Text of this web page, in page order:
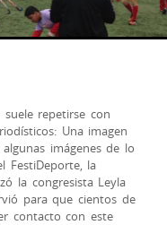
repetirse con
Una imagen
imágenes de lo
FestiDeporte, la
la congresista Leyla
para que cientos de
contacto con este